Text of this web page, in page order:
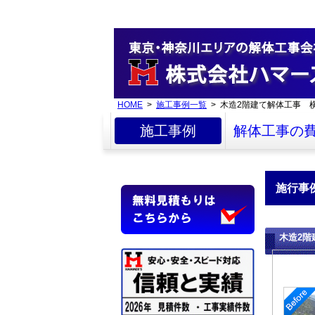
HOME > 施工事例一覧 > 木造2階建て解体工事
施工事例 解体工事の
施行事
木造2